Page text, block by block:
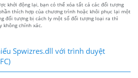
khởi động lại, bạn có thể xóa tất cả các đối tượng
thích hợp của chương trình hoặc khôi phục lại một
đối tượng bị cách ly một số đối tượng loại ra thì
không chính xác.
Spwizres.dll với trình duyệt